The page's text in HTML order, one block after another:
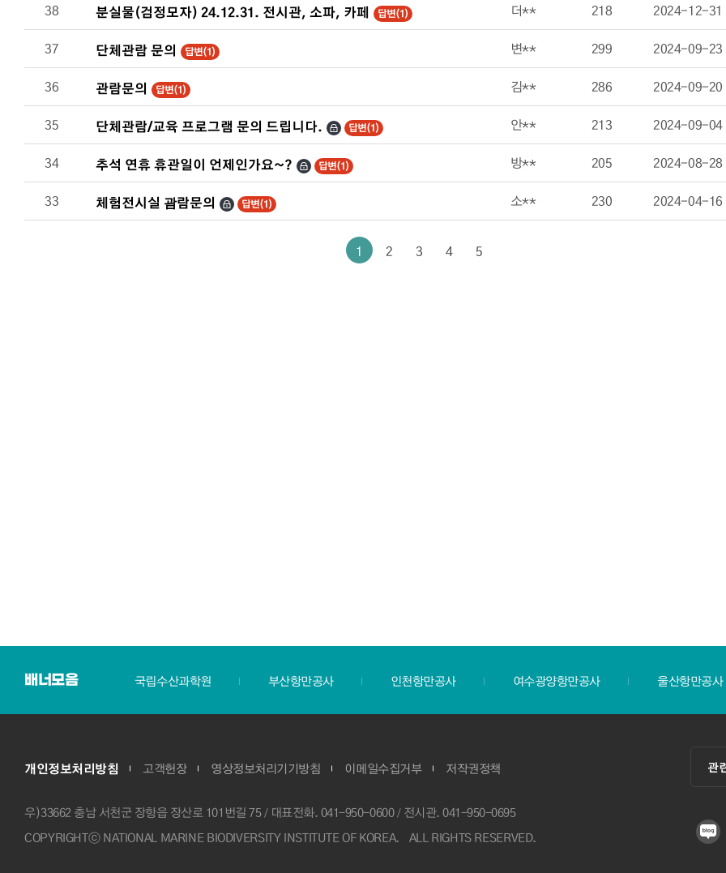
38 분실물(검정모자) 24.12.31. 전시관, 소파, 카페 답변(1) 더** 218 2024-12-31
37 단체관람 문의 답변(1) 변** 299 2024-09-23
36 관람문의 답변(1) 김** 286 2024-09-20
35 단체관람/교육 프로그램 문의 드립니다. 답변(1) 안** 213 2024-09-04
34 추석 연휴 휴관일이 언제인가요~? 답변(1) 방** 205 2024-08-28
33 체험전시실 괌람문의 답변(1) 소** 230 2024-04-16
1 2 3 4 5
배너모음
서천군 국립수산과학원 부산항만공사 인천항만공사 여수광양항만공사 울산항만공사
개인정보처리방침 고객헌장 영상정보처리기기방침 이메일수집거부 저작권정책
우)33662 충남 서천군 장항읍 장산로 101번길 75 대표전화.041-950-0600 전시관. 041-950-0695
COPYRIGHTⓒ NATIONAL MARINE BIODIVERSITY INSTITUTE OF KOREA. ALL RIGHTS RESERVED.
관